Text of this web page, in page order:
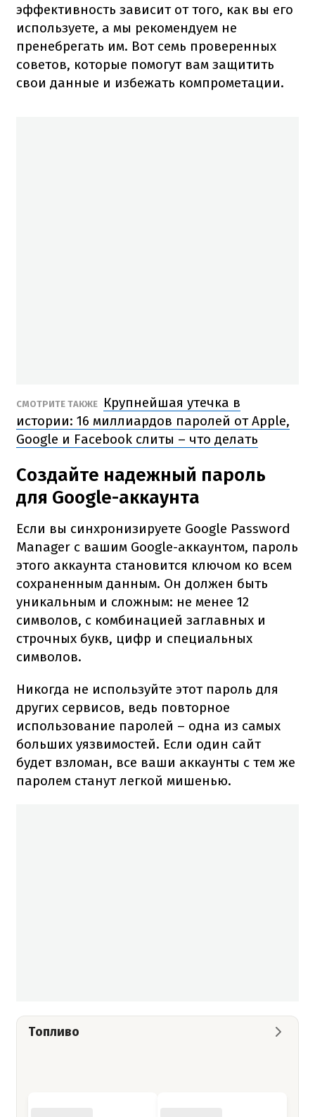
эффективность зависит от того, как вы его
используете, а мы рекомендуем не
пренебрегать им. Вот семь проверенных
советов, которые помогут вам защитить
свои данные и избежать компрометации.
СМОТРИТЕ ТАКЖЕ
Крупнейшая утечка в
истории: 16 миллиардов паролей от Apple,
Google и Facebook слиты – что делать
Создайте надежный пароль
для Google-аккаунта
Если вы синхронизируете Google Password
Manager с вашим Google-аккаунтом, пароль
этого аккаунта становится ключом ко всем
сохраненным данным. Он должен быть
уникальным и сложным: не менее 12
символов, с комбинацией заглавных и
строчных букв, цифр и специальных
символов.
Никогда не используйте этот пароль для
других сервисов, ведь повторное
использование паролей – одна из самых
больших уязвимостей. Если один сайт
будет взломан, все ваши аккаунты с тем же
паролем станут легкой мишенью.
Топливо